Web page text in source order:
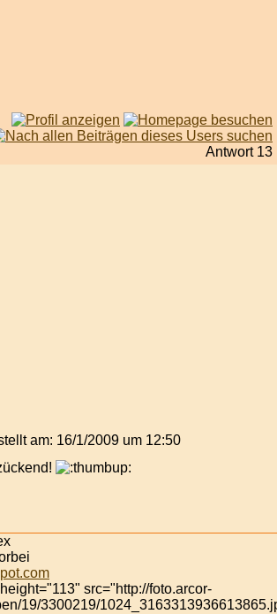
Antwort 13
am: 16/1/2009 um 12:50
src="http://foto.arcor-
19/3300219/